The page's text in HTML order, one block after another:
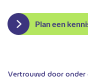
Plan een
Vertrouwd door onder